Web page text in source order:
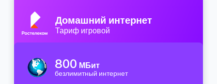
Домашний интернет
Тариф игровой
800 МБит
безлимитный интернет